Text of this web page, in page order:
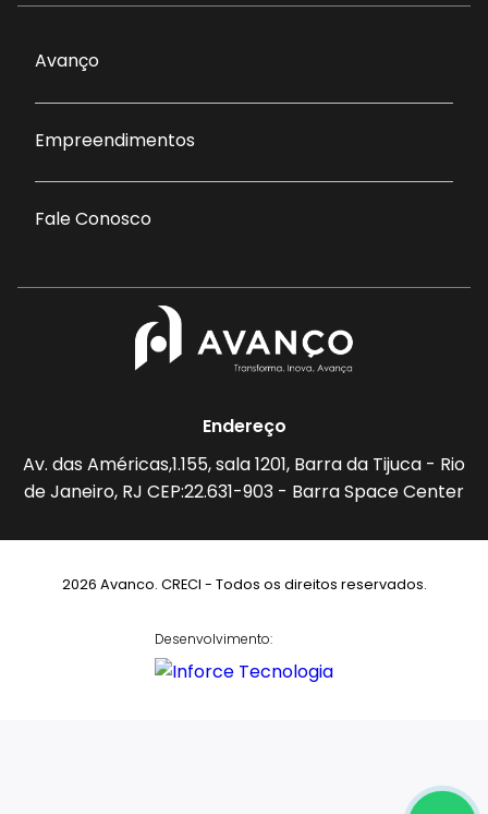
Avanço
Empreendimentos
Fale Conosco
Endereço
Av. das Américas,1.155, sala 1201, Barra da Tijuca - Rio
de Janeiro, RJ CEP:22.631-903 - Barra Space Center
2026 Avanco. CRECI - Todos os direitos reservados.
Desenvolvimento: